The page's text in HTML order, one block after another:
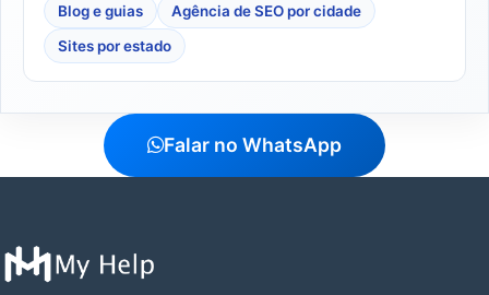
Blog e guias Agência de SEO por cidade
Sites por estado
Falar no WhatsApp